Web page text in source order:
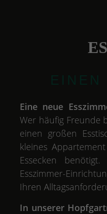
Eine neue
Wer häufig Freunde
einen großen
kleines
Essecken
Esszimmer-
Ihren
In unserer